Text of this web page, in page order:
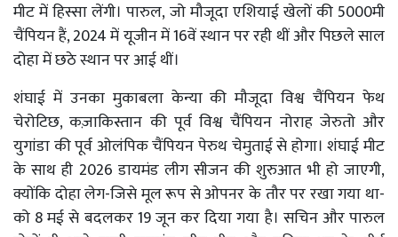
मीट में हिस्सा लेंगी। पारुल, जो मौजूदा एशियाई खेलों की 5000मी
चैंपियन हैं, 2024 में यूजीन में 16वें स्थान पर रही थीं और पिछले साल
दोहा में छठे स्थान पर आई थीं।
शंघाई में उनका मुकाबला केन्या की मौजूदा विश्व चैंपियन फेथ
चेरोटिछ, कज़ाकिस्तान की पूर्व विश्व चैंपियन नोराह जेरुतो और
युगांडा की पूर्व ओलंपिक चैंपियन पेरुथ चेमुताई से होगा। शंघाई मीट
के साथ ही 2026 डायमंड लीग सीजन की शुरुआत भी हो जाएगी,
क्योंकि दोहा लेग-जिसे मूल रूप से ओपनर के तौर पर रखा गया था-
को 8 मई से बदलकर 19 जून कर दिया गया है। सचिन और पारुल